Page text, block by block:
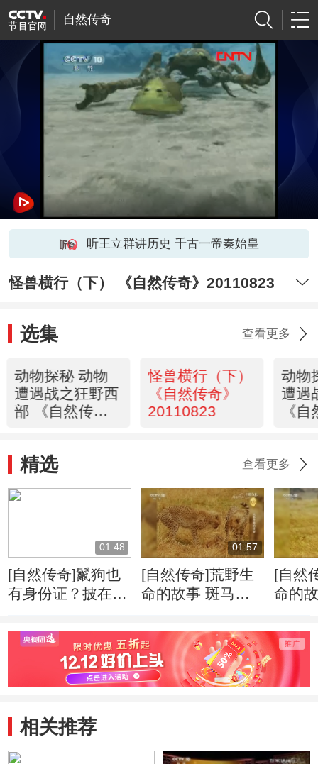
自然传奇
听王立群讲历史 千古一帝秦始皇
怪兽横行（下） 《自然传奇》20110823
选集 查看更多
动物探秘 动物
遭遇战之狂野西
部 《自然传
怪兽横行（下）
《自然传奇》
20110823
动物
遭遇
《
精选 查看更多
01:48
[自然传奇]鬣狗也
有身份证？披在身
01:57
[自然传奇]荒野生
命的故事 斑马牛
动物带来一场盛宴
[自然
命的
千里
相关推荐